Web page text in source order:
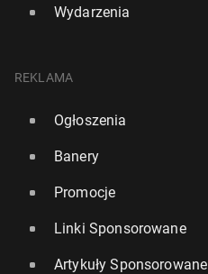
Wydarzenia
REKLAMA
Ogłoszenia
Banery
Promocje
Linki Sponsorowane
Artykuły Sponsorowane